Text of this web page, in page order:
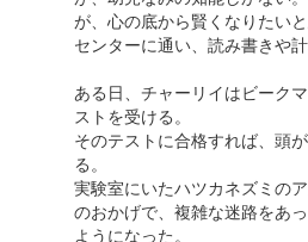
が、心の底から賢くなりたい
センターに通い、読み書きや
ある日、チャーリイはビーク
ストを受ける。
そのテストに合格すれば、頭
る。
実験室にいたハツカネズミの
のおかげで、複雑な迷路をあ
ようになった。